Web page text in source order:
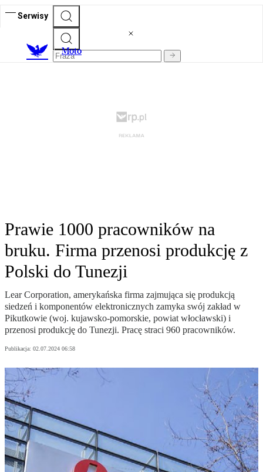
Serwisy
Moto
Prawie 1000 pracowników na
bruku. Firma przenosi produkcję z
Polski do Tunezji
Lear Corporation, amerykańska firma zajmująca się produkcją
siedzeń i komponentów elektronicznych zamyka swój zakład w
Pikutkowie (woj. kujawsko-pomorskie, powiat włocławski) i
przenosi produkcję do Tunezji. Pracę straci 960 pracowników.
Publikacja: 02.07.2024 06:58